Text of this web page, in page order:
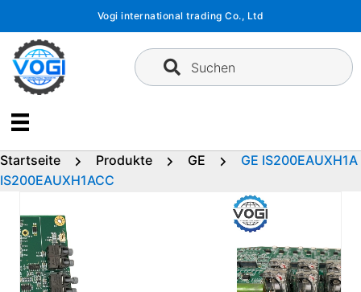
springen
Vogi international trading Co., Ltd
Suchen
Startseite Produkte GE
GE IS200EAUXH1A
IS200EAUXH1ACC